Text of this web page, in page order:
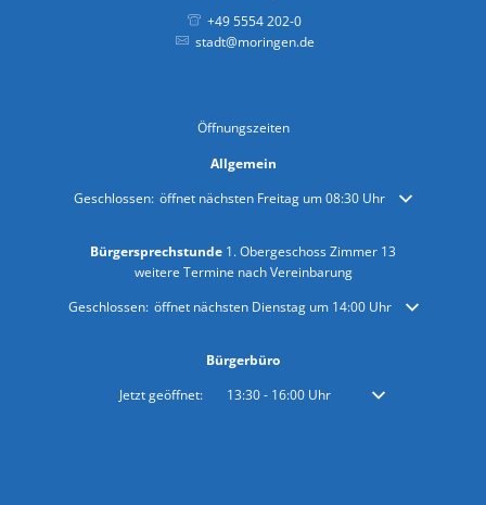
+49 5554 202-0
stadt@moringen.de
Öffnungszeiten
Allgemein
Klicken, um weitere Öffnungs- oder Schließzeiten auszublenden
Geschlossen: öffnet nächsten Freitag um 08:30 Uhr
Bürgersprechstunde 1. Obergeschoss Zimmer 13
weitere Termine nach Vereinbarung
Klicken, um weitere Öffnungs- oder Schließzeiten auszublenden
Geschlossen: öffnet nächsten Dienstag um 14:00 Uhr
Bürgerbüro
Klicken, um weitere Öffnungs- oder Schließzeiten auszublenden
Jetzt geöffnet: 13:30- 16:00Uhr Von 13:30 bis 16:00